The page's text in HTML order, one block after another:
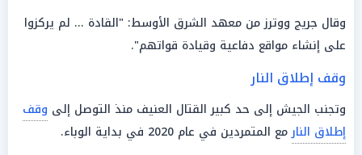
وقال جريج ووترز من معهد الشرق الأوسط: "القادة ... لم يركزوا
على إنشاء مواقع دفاعية وقيادة قواتهم".
وقف إطلاق النار
وتجنب الجيش إلى حد كبير القتال العنيف منذ التوصل إلى وقف
إطلاق النارمع المتمردين في عام 2020 في بداية الوباء.